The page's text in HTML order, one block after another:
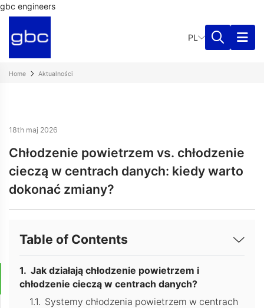
gbc engineers
PL
Home Aktualności
18th maj 2026
Chłodzenie powietrzem vs. chłodzenie
cieczą w centrach danych: kiedy warto
dokonać zmiany?
Table of Contents
Jak działają chłodzenie powietrzem i
chłodzenie cieczą w centrach danych?
Systemy chłodzenia powietrzem w centrach